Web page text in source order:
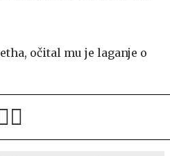
očital mu je laganje o